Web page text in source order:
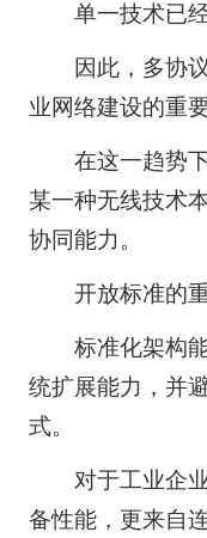
单一技术已经
因此，多协议
业网络建设的重
在这一趋势下
某一种无线技术
协同能力。
开放标准的重
标准化架构能
统扩展能力，并
式。
对于工业企业
备性能，更来自